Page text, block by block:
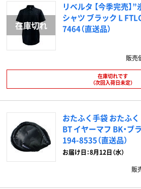
リベルタ 【今季完売】
シャツ ブラック L
7464（直送品）
販売
在庫切れです
（次回入荷日未定）
おたふく手袋 おたふく
BT イヤーマフ BK・
194-8535（直送品）
お届け日：8月12日（水）
販